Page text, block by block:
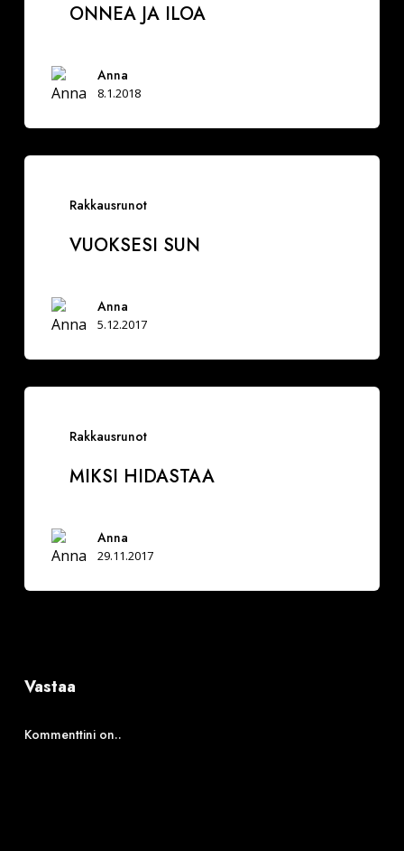
ONNEA JA ILOA
Anna
8.1.2018
Rakkausrunot
VUOKSESI SUN
Anna
5.12.2017
Rakkausrunot
MIKSI HIDASTAA
Anna
29.11.2017
Vastaa
Kommenttini on..